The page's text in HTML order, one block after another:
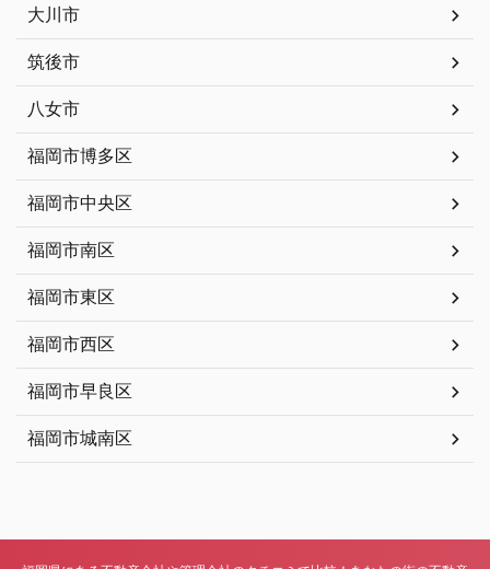
大川市
筑後市
八女市
福岡市博多区
福岡市中央区
福岡市南区
福岡市東区
福岡市西区
福岡市早良区
福岡市城南区